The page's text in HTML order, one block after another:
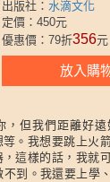
出版社：水滴文化
定價：450元
優惠價：79折356元
放入購
，但我們距離好遠
。我想要跳上火
這樣的話，我就
到。我還要上學